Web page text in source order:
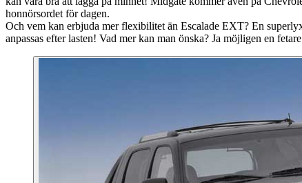
honnörsordet för dagen.
Och vem kan erbjuda mer flexibilitet än Escalade EXT? En
anpassas efter lasten! Vad mer kan man önska? Ja möjligen en